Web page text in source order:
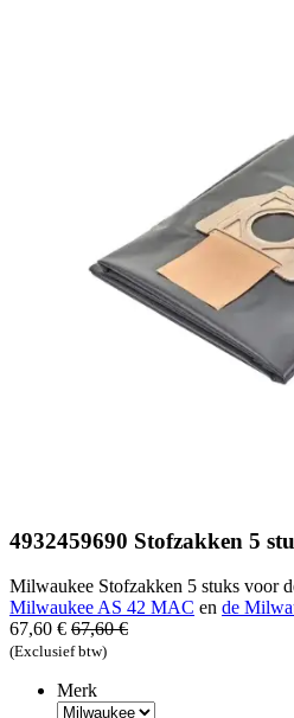
4932459690 Stofzakken 5
Milwaukee Stofzakken 5 stuks voor
Milwaukee AS 42 MAC en de
67,60 € 67,60€
(Exclusief btw)
Merk